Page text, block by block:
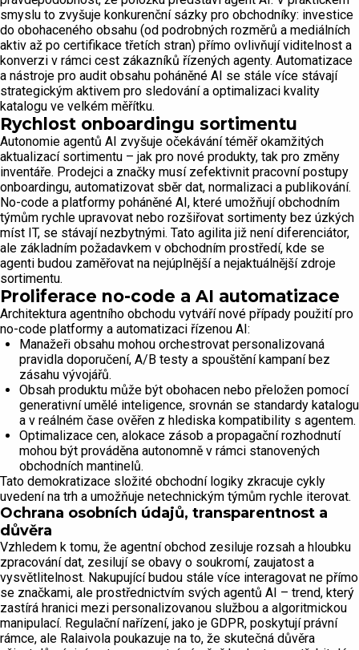
smyslu to zvyšuje konkurenční sázky pro obchodníky: investice
do obohaceného obsahu (od podrobných rozměrů a mediálních
aktiv až po certifikace třetích stran) přímo ovlivňují viditelnost a
konverzi v rámci cest zákazníků řízených agenty. Automatizace
a nástroje pro audit obsahu poháněné AI se stále více stávají
strategickým aktivem pro sledování a optimalizaci kvality
katalogu ve velkém měřítku.
Rychlost onboardingu sortimentu
Autonomie agentů AI zvyšuje očekávání téměř okamžitých
aktualizací sortimentu – jak pro nové produkty, tak pro změny
inventáře. Prodejci a značky musí zefektivnit pracovní postupy
onboardingu, automatizovat sběr dat, normalizaci a publikování.
No-code a platformy poháněné AI, které umožňují obchodním
týmům rychle upravovat nebo rozšiřovat sortimenty bez úzkých
míst IT, se stávají nezbytnými. Tato agilita již není diferenciátor,
ale základním požadavkem v obchodním prostředí, kde se
agenti budou zaměřovat na nejúplnější a nejaktuálnější zdroje
sortimentu.
Proliferace no-code a AI automatizace
Architektura agentního obchodu vytváří nové případy použití pro
no-code platformy a automatizaci řízenou AI:
Manažeři obsahu mohou orchestrovat personalizovaná
pravidla doporučení, A/B testy a spouštění kampaní bez
zásahu vývojářů.
Obsah produktu může být obohacen nebo přeložen pomocí
generativní umělé inteligence, srovnán se standardy katalogu
a v reálném čase ověřen z hlediska kompatibility s agentem.
Optimalizace cen, alokace zásob a propagační rozhodnutí
mohou být prováděna autonomně v rámci stanovených
obchodních mantinelů.
Tato demokratizace složité obchodní logiky zkracuje cykly
uvedení na trh a umožňuje netechnickým týmům rychle iterovat.
Ochrana osobních údajů, transparentnost a
důvěra
Vzhledem k tomu, že agentní obchod zesiluje rozsah a hloubku
zpracování dat, zesilují se obavy o soukromí, zaujatost a
vysvětlitelnost. Nakupující budou stále více interagovat ne přímo
se značkami, ale prostřednictvím svých agentů AI – trend, který
zastírá hranici mezi personalizovanou službou a algoritmickou
manipulací. Regulační nařízení, jako je GDPR, poskytují právní
rámce, ale Ralaivola poukazuje na to, že skutečná důvěra